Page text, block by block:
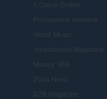
Il Calcio Online
Professione mamma
World Music
Investimenti Magazine
Money 365
Zona Nerd
B2B Magazine